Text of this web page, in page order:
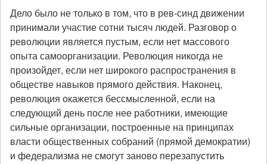
Дело было не только в том, что в рев-синд движении
принимали участие сотни тысяч людей. Разговор о
революции является пустым, если нет массового
опыта самоорганизации. Революция никогда не
произойдет, если нет широкого распространения в
обществе навыков прямого действия. Наконец,
революция окажется бессмысленной, если на
следующий день после нее работники, имеющие
сильные организации, построенные на принципах
власти общественных собраний (прямой демократии)
и федерализма не смогут заново перезапустить